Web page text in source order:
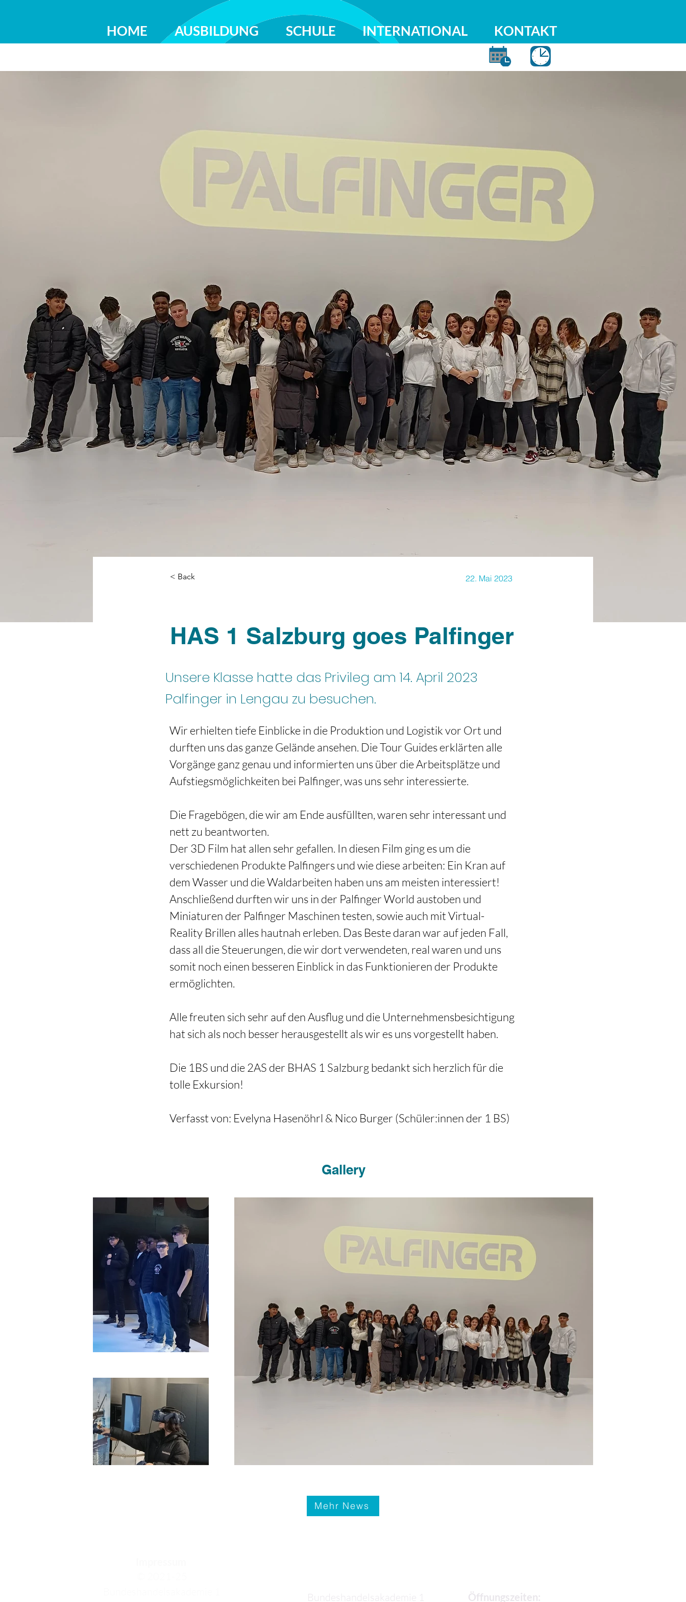
HOME AUSBILDUNG SCHULE INTERNATIONAL KONTAKT
< Back 22. Mai 2023
HAS 1 Salzburg goes Palfinger
Unsere Klasse hatte das Privileg am 14. April 2023
Palfinger in Lengau zu besuchen.
Wir erhielten tiefe Einblicke in die Produktion und Logistik vor Ort und
durften uns das ganze Gelände ansehen. Die Tour Guides erklärten alle
Vorgänge ganz genau und informierten uns über die Arbeitsplätze und
Aufstiegsmöglichkeiten bei Palfinger, was uns sehr interessierte.
Die Fragebögen, die wir am Ende ausfüllten, waren sehr interessant und
nett zu beantworten.
Der 3D Film hat allen sehr gefallen. In diesen Film ging es um die
verschiedenen Produkte Palfingers und wie diese arbeiten: Ein Kran auf
dem Wasser und die Waldarbeiten haben uns am meisten interessiert!
Anschließend durften wir uns in der Palfinger World austoben und
Miniaturen der Palfinger Maschinen testen, sowie auch mit Virtual-
Reality Brillen alles hautnah erleben. Das Beste daran war auf jeden Fall,
dass all die Steuerungen, die wir dort verwendeten, real waren und uns
somit noch einen besseren Einblick in das Funktionieren der Produkte
ermöglichten.
Alle freuten sich sehr auf den Ausflug und die Unternehmensbesichtigung
hat sich als noch besser herausgestellt als wir es uns vorgestellt haben.
Die 1BS und die 2AS der BHAS 1 Salzburg bedankt sich herzlich für die
tolle Exkursion!
Verfasst von: Evelyna Hasenöhrl & Nico Burger (Schüler:innen der 1 BS)
Gallery
Mehr News
Bundeshandelsakademie 1 Öffnungszeiten: